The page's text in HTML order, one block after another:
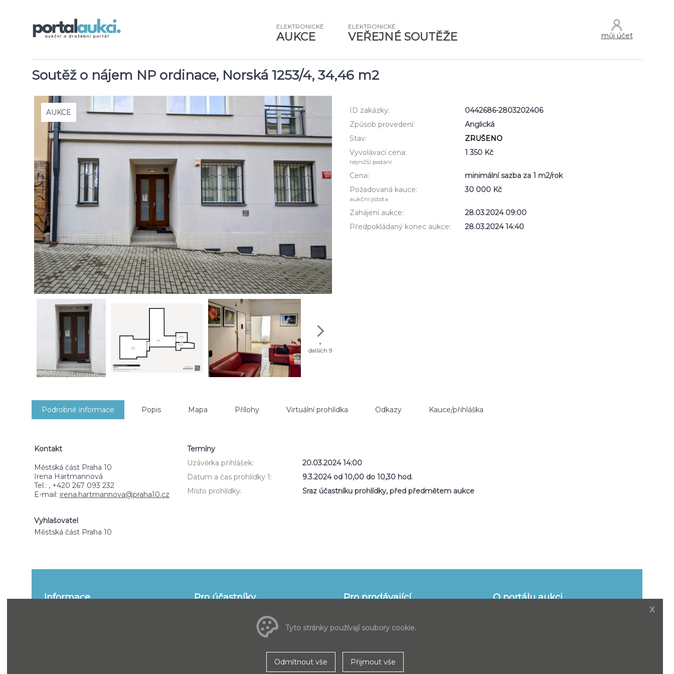
Soutěž o nájem NP ordinace, Norská 1253/4, 34,46 m2
AUKCE
+
dalších 9
ID zakázky:
0442686-2803202406
Způsob provedení:
Anglická
Stav:
ZRUŠENO
Vyvolávací cena:
nejnižší podání
1 350 Kč
Cena:
minimální sazba za 1 m2/rok
Požadovaná kauce:
aukční jistota
30 000 Kč
Zahájení aukce:
28.03.2024 09:00
Předpokládaný konec aukce:
28.03.2024 14:40
Podrobné informace Popis Mapa Přílohy Virtuální prohlídka Odkazy Kauce/přihláška
Kontakt
Městská část Praha 10
Irena Hartmannová
Tel.: , +420 267 093 232
E-mail: irena.hartmannova@praha10.cz
Vyhlašovatel
Městská část Praha 10
Termíny
Uzávěrka přihlášek:
20.03.2024 14:00
Datum a čas prohlídky 1:
9.3.2024 od 10,00 do 10,30 hod.
Místo prohlídky:
Sraz účastníku prohlídky, před předmětem aukce
ELEKTRONICKÉ
AUKCE
ELEKTRONICKÉ
VEŘEJNÉ SOUTĚŽE můj účet
Informace Pro účastníky
Smluvní podmínky pro účastníky
Pro prodávající
Všeobecné obchodní podmínky pro
zadávání inzerce
poskytování služeb
Ceník
O portálu aukci
x
Tyto stránky používají soubory cookie.
Odmítnout vše Přijmout vše